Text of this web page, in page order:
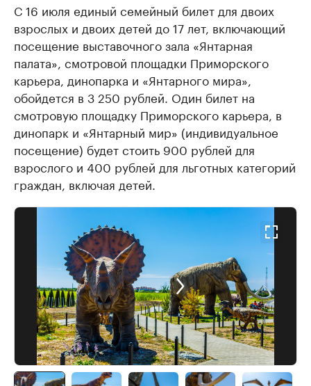
С 16 июля единый семейный билет для двоих
взрослых и двоих детей до 17 лет, включающий
посещение выставочного зала «Янтарная
палата», смотровой площадки Приморского
карьера, динопарка и «Янтарного мира»,
обойдется в 3 250 рублей. Один билет на
смотровую площадку Приморского карьера, в
динопарк и «Янтарный мир» (индивидуальное
посещение) будет стоить 900 рублей для
взрослого и 400 рублей для льготных категорий
граждан, включая детей.